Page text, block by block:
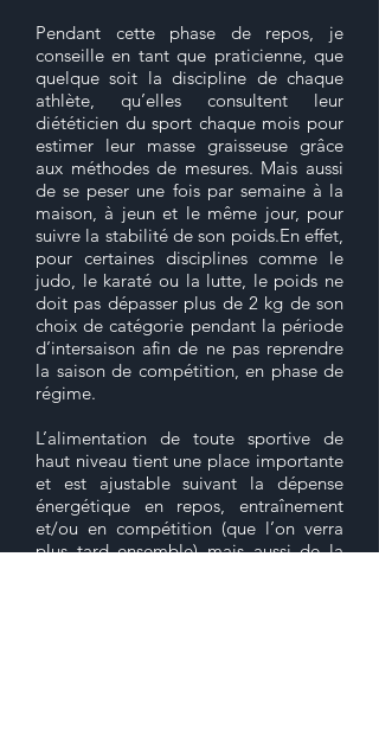
Pendant cette phase de repos, je
conseille en tant que praticienne, que
quelque soit la discipline de chaque
athlète, qu’elles consultent leur
diététicien du sport chaque mois pour
estimer leur masse graisseuse grâce
aux méthodes de mesures. Mais aussi
de se peser une fois par semaine à la
maison, à jeun et le même jour, pour
suivre la stabilité de son poids.En effet,
pour certaines disciplines comme le
judo, le karaté ou la lutte, le poids ne
doit pas dépasser plus de 2 kg de son
choix de catégorie pendant la période
d’intersaison afin de ne pas reprendre
la saison de compétition, en phase de
régime.
L’alimentation de toute sportive de
haut niveau tient une place importante
et est ajustable suivant la dépense
énergétique en repos, entraînement
et/ou en compétition (que l’on verra
plus tard ensemble) mais aussi de la